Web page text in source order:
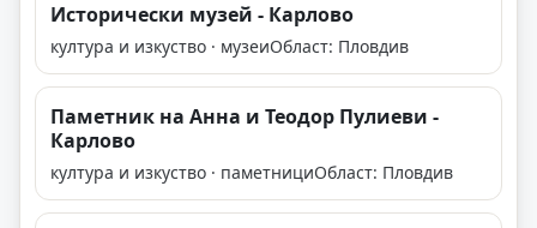
Исторически музей - Карлово
култура и изкуство · музеиОбласт: Пловдив
Паметник на Анна и Теодор Пулиеви -
Карлово
култура и изкуство · паметнициОбласт: Пловдив